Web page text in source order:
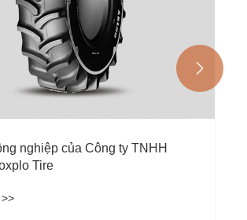
nghiệp của Công ty TNHH
Tire
